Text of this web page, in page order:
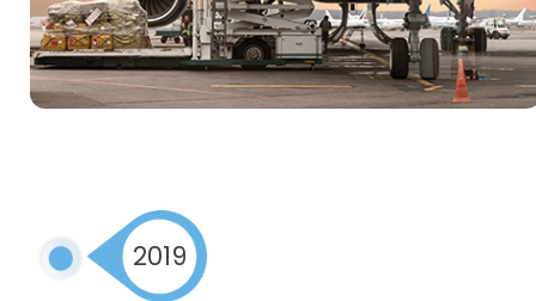
2019